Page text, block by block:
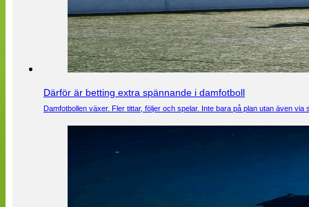
Därför är betting extra spännande i damfotboll
Damfotbollen växer. Fler tittar, följer och spelar. Inte bara på plan utan även